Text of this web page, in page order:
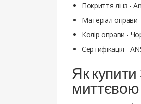
Покриття лінз -
Матеріал оправи
Колір оправи -
Сертифікація -
Як